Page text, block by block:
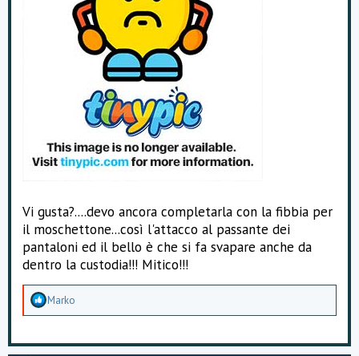
Vi gusta?....devo ancora completarla con la fibbia per
il moschettone...così l'attacco al passante dei
pantaloni ed il bello è che si fa svapare anche da
dentro la custodia!!! Mitico!!!
A
e
Marko